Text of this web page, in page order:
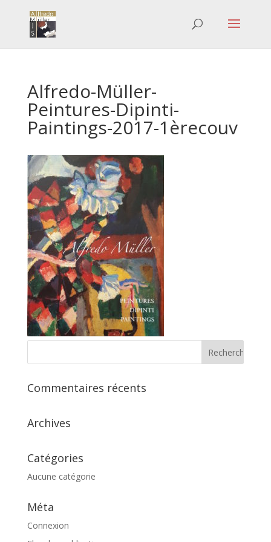
Alfredo-Müller-
Peintures-Dipinti-
Paintings-2017-1èrecouv
Commentaires récents
Archives
Catégories
Aucune catégorie
Méta
Connexion